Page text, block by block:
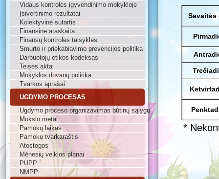
Vidaus kontrolės įgyvendinimo mokykloje
Įsivertinimo rezultatai
Kolektyvinė sutartis
Finansinė ataskaita
Finansų kontrolės taisyklės
Smurto ir priekabiavimo prevencijos politika
Darbuotojų etikos kodeksas
Teisės aktai
Mokyklos dovanų politika
Tvarkos aprašai
UGDYMO PROCESAS
Ugdymo proceso organizavimas būtinų sąlygų
Mokslo metai
Pamokų laikas
Pamokų tvarkaraštis
Atostogos
Mėnesių veiklos planai
PUPP
NMPP
Savaitės
*